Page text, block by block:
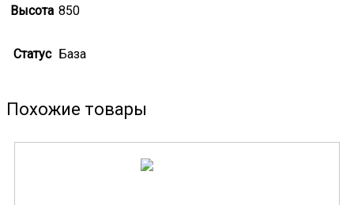
Высота 850
Статус База
Похожие товары